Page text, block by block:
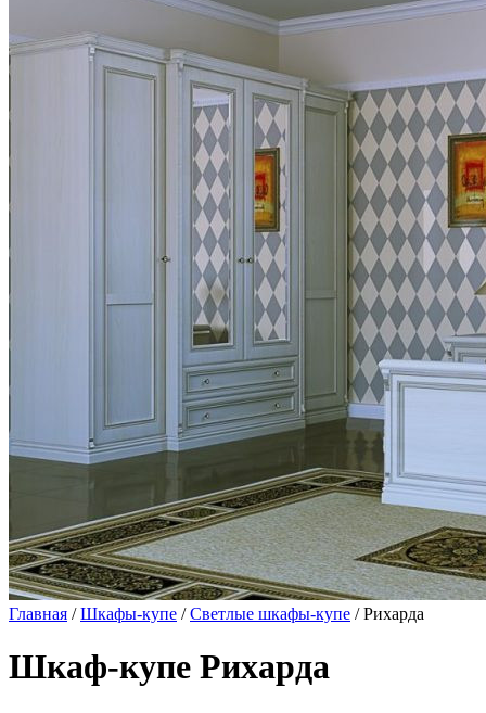
Главная /Шкафы-купе /Светлые шкафы-купе / Рихарда
Шкаф-купе Рихарда